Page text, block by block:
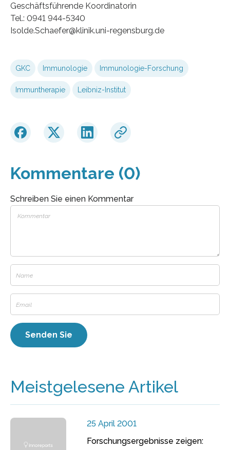
Geschäftsführende Koordinatorin
Tel.: 0941 944-5340
Isolde.Schaefer@klinik.uni-regensburg.de
GKC Immunologie Immunologie-Forschung
Immuntherapie Leibniz-Institut
Kommentare (0)
Schreiben Sie einen Kommentar
Meistgelesene Artikel
25 April 2001
Forschungsergebnisse zeigen: